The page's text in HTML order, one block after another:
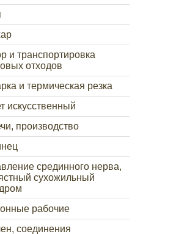
и транспортировка
отходов
и термическая резка
искусственный
производство
срединного нерва,
сухожильный
рабочие
соединения